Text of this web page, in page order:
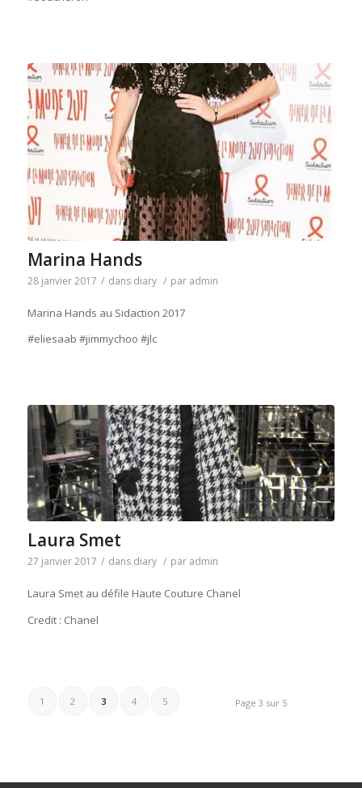
Marina Hands
28 janvier 2017 / dans diary / par admin
Marina Hands au Sidaction 2017
#eliesaab #jimmychoo #jlc
Laura Smet
27 janvier 2017 / dans diary / par admin
Laura Smet au défile Haute Couture Chanel
Credit : Chanel
Page 3 sur 5
1 2 3 4 5